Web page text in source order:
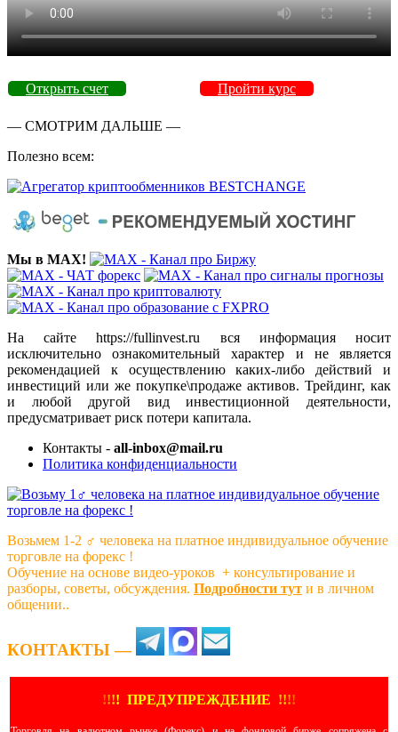
Открыть счет Пройти курс
— СМОТРИМ ДАЛЬШЕ —
Полезно всем:
Мы в MAX!
На сайте https://fullinvest.ru вся информация носит
исключительно ознакомительный характер и не является
рекомендацией к осуществлению каких-либо действий и
инвестиций или же покупке\продаже активов. Трейдинг, как
и любой другой вид инвестиционной деятельности,
предусматривает риск потери капитала.
Контакты - all-inbox@mail.ru
Политика конфиденциальности
Возьмем 1-2 ‍♂️ человека на платное индивидуальное обучение
торговле на форекс !
Обучение на основе видео-уроков ️ + консультирование и
разборы, советы, обсуждения. Подробности тут и в личном
общении..
КОНТАКТЫ —
!!!! ПРЕДУПРЕЖДЕНИЕ !!!!